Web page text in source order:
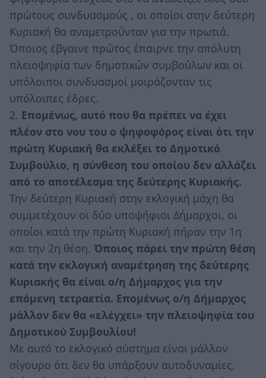
πρώτους συνδυασμούς , οι οποίοι στην δεύτερη
Κυριακή θα αναμετρούνταν για την πρωτιά.
Όποιος έβγαινε πρώτος έπαιρνε την απόλυτη
πλειοψηφία των δημοτικών συμβούλων και οι
υπόλοιποι συνδυασμοί μοιράζονταν τις
υπόλοιπες έδρες.
2. Επομένως, αυτό που θα πρέπει να έχει
πλέον στο νου του ο ψηφοφόρος είναι ότι την
πρώτη Κυριακή θα εκλέξει το Δημοτικό
Συμβούλιο, η σύνθεση του οποίου δεν αλλάζει
από το αποτέλεσμα της δεύτερης Κυριακής.
Την δεύτερη Κυριακή στην εκλογική μάχη θα
συμμετέχουν οι δύο υποψήφιοι Δήμαρχοι, οι
οποίοι κατά την πρώτη Κυριακή πήραν την 1η
και την 2η θέση. Όποιος πάρει την πρώτη θέση
κατά την εκλογική αναμέτρηση της δεύτερης
Κυριακής θα είναι ο/η Δήμαρχος για την
επόμενη τετραετία. Επομένως ο/η Δήμαρχος
μάλλον δεν θα «ελέγχει» την πλειοψηφία του
Δημοτικού Συμβουλίου!
Με αυτό το εκλογικό σύστημα είναι μάλλον
σίγουρο ότι δεν θα υπάρξουν αυτοδυναμίες,